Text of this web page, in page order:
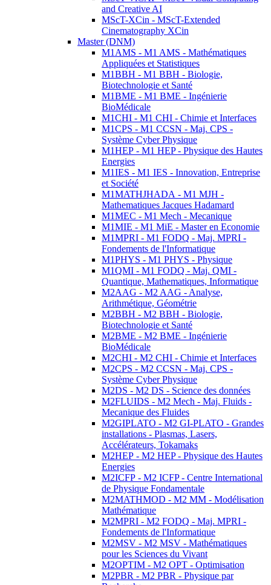
and Creative AI
MScT-XCin - MScT-Extended
Cinematography XCin
Master (DNM)
M1AMS - M1 AMS - Mathématiques
Appliquées et Statistiques
M1BBH - M1 BBH - Biologie,
Biotechnologie et Santé
M1BME - M1 BME - Ingénierie
BioMédicale
M1CHI - M1 CHI - Chimie et Interfaces
M1CPS - M1 CCSN - Maj. CPS -
Système Cyber Physique
M1HEP - M1 HEP - Physique des Hautes
Energies
M1IES - M1 IES - Innovation, Entreprise
et Société
M1MATHJHADA - M1 MJH -
Mathematiques Jacques Hadamard
M1MEC - M1 Mech - Mecanique
M1MIE - M1 MiE - Master en Economie
M1MPRI - M1 FODQ - Maj. MPRI -
Fondements de l'Informatique
M1PHYS - M1 PHYS - Physique
M1QMI - M1 FODQ - Maj. QMI -
Quantique, Mathematiques, Informatique
M2AAG - M2 AAG - Analyse,
Arithmétique, Géométrie
M2BBH - M2 BBH - Biologie,
Biotechnologie et Santé
M2BME - M2 BME - Ingénierie
BioMédicale
M2CHI - M2 CHI - Chimie et Interfaces
M2CPS - M2 CCSN - Maj. CPS -
Système Cyber Physique
M2DS - M2 DS - Science des données
M2FLUIDS - M2 Mech - Maj. Fluids -
Mecanique des Fluides
M2GIPLATO - M2 GI-PLATO - Grandes
installations - Plasmas, Lasers,
Accélérateurs, Tokamaks
M2HEP - M2 HEP - Physique des Hautes
Energies
M2ICFP - M2 ICFP - Centre International
de Physique Fondamentale
M2MATHMOD - M2 MM - Modélisation
Mathématique
M2MPRI - M2 FODQ - Maj. MPRI -
Fondements de l'Informatique
M2MSV - M2 MSV - Mathématiques
pour les Sciences du Vivant
M2OPTIM - M2 OPT - Optimisation
M2PBR - M2 PBR - Physique par